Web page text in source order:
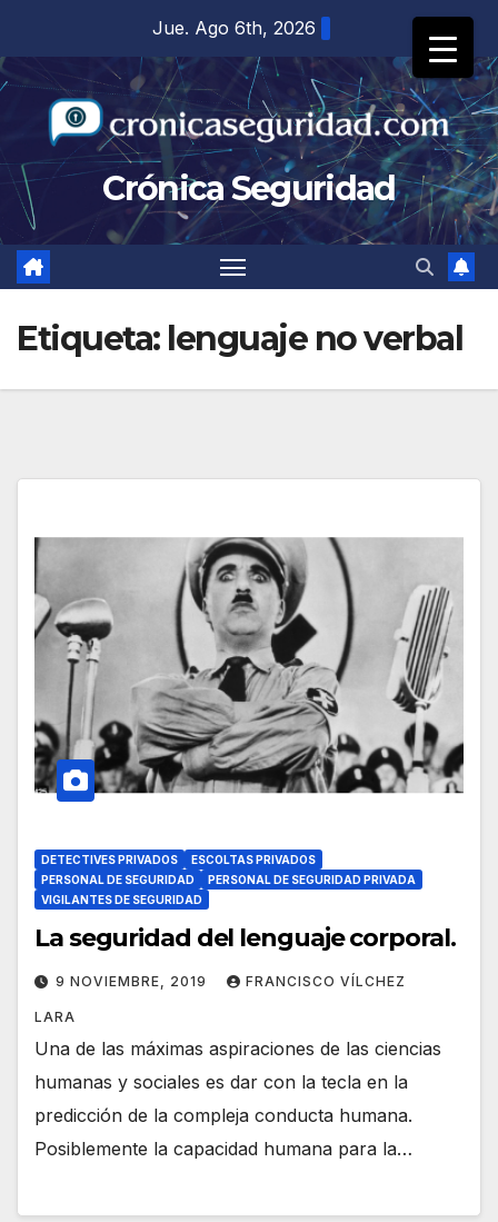
contenido
Jue. Ago 6th, 2026
Crónica Seguridad
Etiqueta: lenguaje no verbal
DETECTIVES PRIVADOS
ESCOLTAS PRIVADOS
PERSONAL DE SEGURIDAD
PERSONAL DE SEGURIDAD PRIVADA
VIGILANTES DE SEGURIDAD
La seguridad del lenguaje corporal.
9 NOVIEMBRE, 2019 FRANCISCO VÍLCHEZ
LARA
Una de las máximas aspiraciones de las ciencias
humanas y sociales es dar con la tecla en la
predicción de la compleja conducta humana.
Posiblemente la capacidad humana para la…